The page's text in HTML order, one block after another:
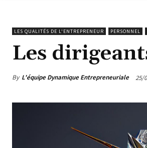
LES QUALITÉS DE L'ENTREPRENEUR PERSONNEL
Les
By L'équipe Dynamique Entrepreneuriale 25/